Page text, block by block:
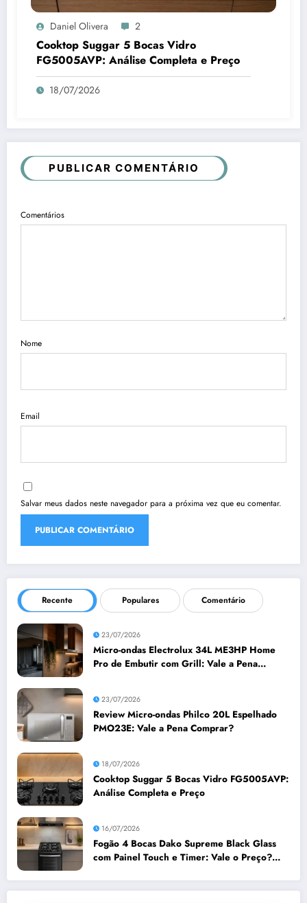
Daniel Olivera 2
Cooktop Suggar 5 Bocas Vidro
FG5005AVP: Análise Completa e Preço
18/07/2026
PUBLICAR COMENTÁRIO
Comentários
Nome
Email
Salvar meus dados neste navegador para a próxima vez que eu comentar.
Recente Populares Comentário
23/07/2026
Micro-ondas Electrolux 34L ME3HP Home
Pro de Embutir com Grill: Vale a Pena
23/07/2026
Review Micro-ondas Philco 20L Espelhado
PMO23E: Vale a Pena Comprar?
18/07/2026
Cooktop Suggar 5 Bocas Vidro FG5005AVP:
Análise Completa e Preço
16/07/2026
Fogão 4 Bocas Dako Supreme Black Glass
com Painel Touch e Timer: Vale o Preço?